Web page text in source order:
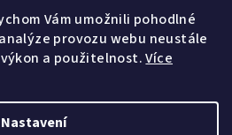
Vám umožnili pohodlné
provozu webu neustále
a použitelnost.Více
Nastavení